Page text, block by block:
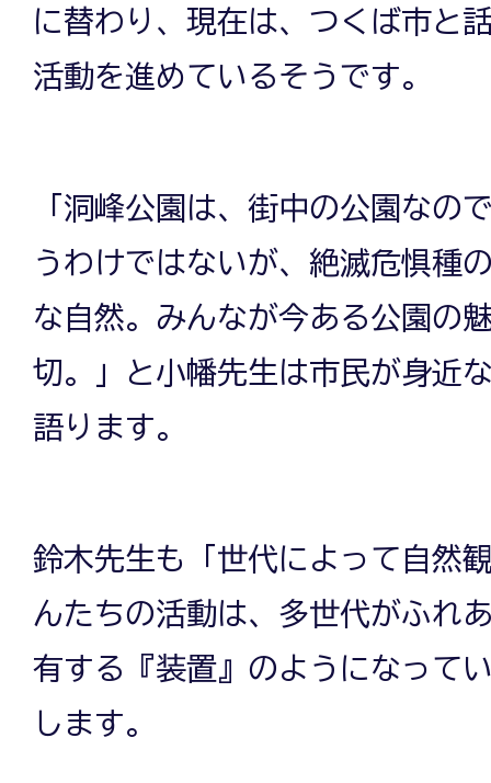
に替わり、現在は、つくば市と
活動を進めているそうです。
「洞峰公園は、街中の公園なの
うわけではないが、絶滅危惧種
な自然。みんなが今ある公園の
切。」と小幡先生は市民が身近
語ります。
鈴木先生も「世代によって自然
んたちの活動は、多世代がふれ
有する『装置』のようになって
します。